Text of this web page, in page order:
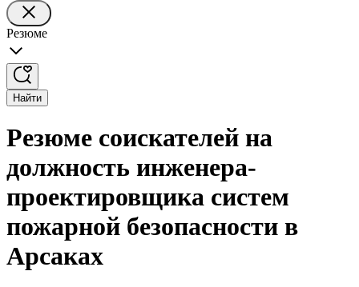
Резюме
Найти
Резюме соискателей на
должность инженера-
проектировщика систем
пожарной безопасности в
Арсаках